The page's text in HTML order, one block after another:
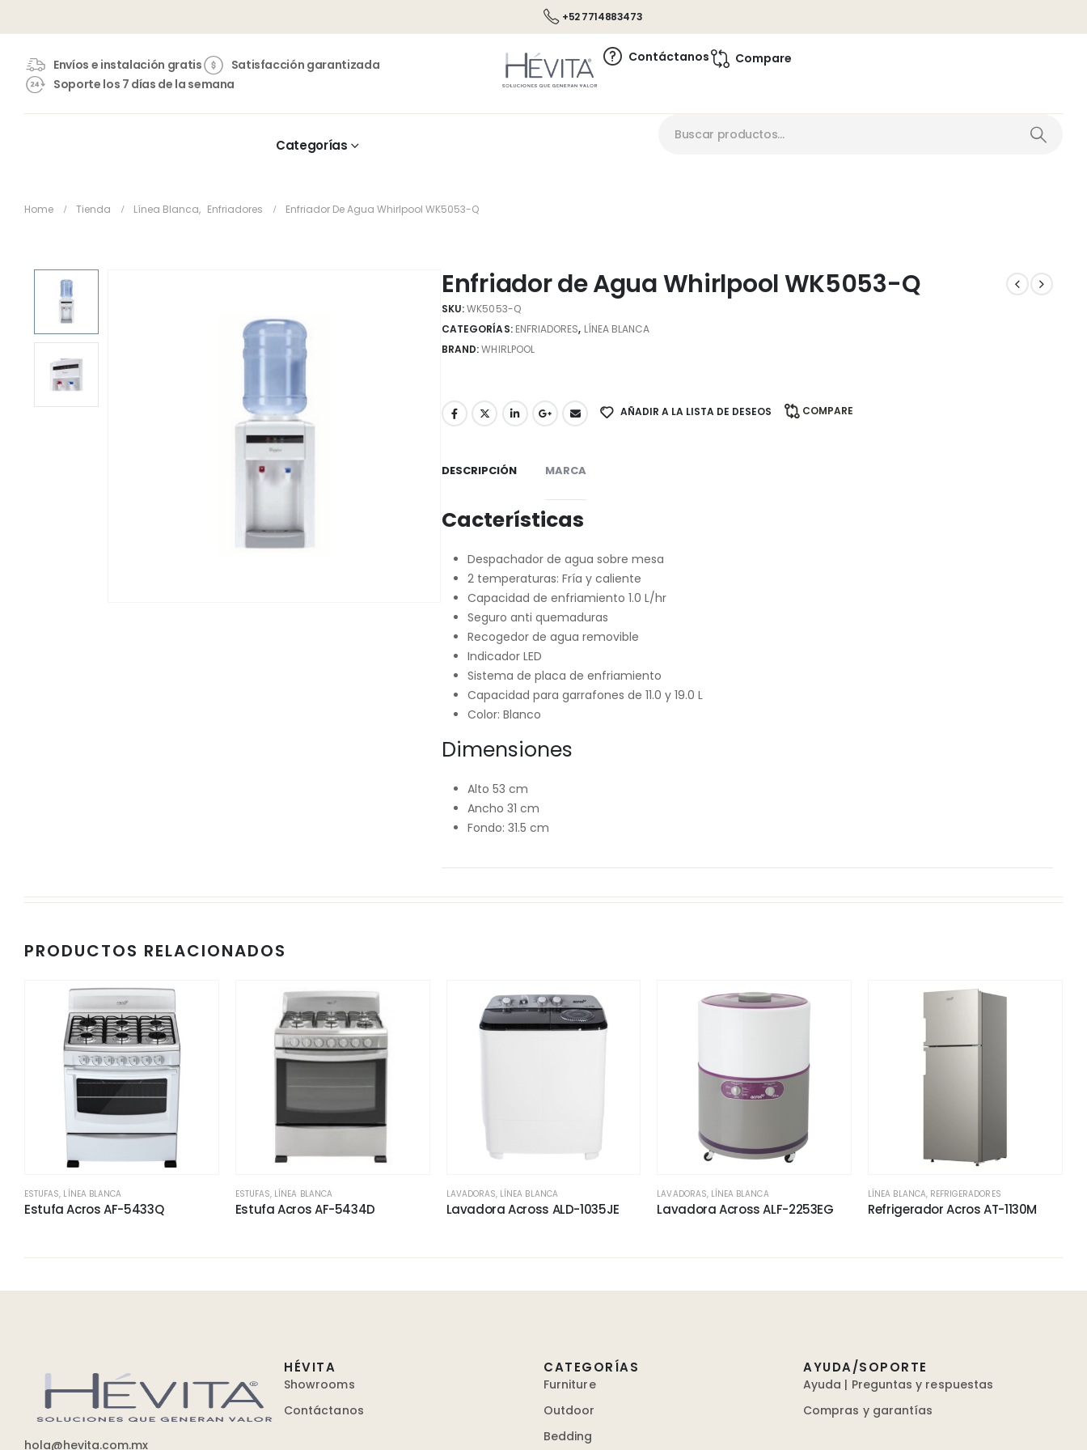
+52 7714883473
Envíos e instalación gratis
Satisfacción garantizada
Soporte los 7 días de la semana
Contáctanos Compare
Categorías
Home Tienda Línea Blanca, Enfriadores Enfriador De Agua Whirlpool WK5053-Q
Enfriador de Agua Whirlpool WK5053-Q
SKU:WK5053-Q
CATEGORÍAS: ENFRIADORES, LÍNEA BLANCA
BRAND:WHIRLPOOL
AÑADIR A LA LISTA DE DESEOS COMPARE
DESCRIPCIÓN MARCA
Cacterísticas
Despachador de agua sobre mesa
2 temperaturas: Fría y caliente
Capacidad de enfriamiento 1.0 L/hr
Seguro anti quemaduras
Recogedor de agua removible
Indicador LED
Sistema de placa de enfriamiento
Capacidad para garrafones de 11.0 y 19.0 L
Color: Blanco
Dimensiones
Alto 53 cm
Ancho 31 cm
Fondo: 31.5 cm
PRODUCTOS RELACIONADOS
ESTUFAS, LÍNEA BLANCA
Estufa Acros AF-5433Q
ESTUFAS, LÍNEA BLANCA
Estufa Acros AF-5434D
LAVADORAS, LÍNEA BLANCA
Lavadora Across ALD-1035JE
LAVADORAS, LÍNEA BLANCA
Lavadora Across ALF-2253EG
LÍNEA BLANCA, REFRIGERADORES
Refrigerador Acros AT-1130M
hola@hevita.com.mx
HÉVITA
Showrooms
Contáctanos
CATEGORÍAS
Furniture
Outdoor
Bedding
AYUDA/SOPORTE
Ayuda | Preguntas y respuestas
Compras y garantías